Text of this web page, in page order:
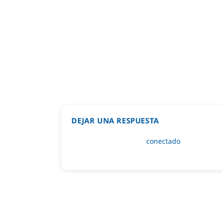
DEJAR UNA RESPUESTA
Lo siento, debes estarconectado